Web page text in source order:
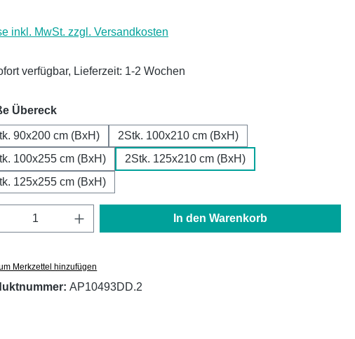
inkl. MwSt. zzgl. Versandkosten
verfügbar, Lieferzeit: 1-2 Wochen
Übereckauswählen
90x200 cm (BxH)
2Stk. 100x210 cm (BxH)
100x255 cm (BxH)
2Stk. 125x210 cm (BxH)
125x255 cm (BxH)
Anzahl: Gib den gewünschten Wert ein
In den Warenkorb
Merkzettel hinzufügen
AP10493DD.2